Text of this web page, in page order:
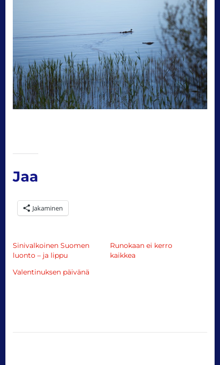
Jaa
Jakaminen
Sinivalkoinen Suomen
luonto – ja lippu
Runokaan ei kerro
kaikkea
Valentinuksen päivänä